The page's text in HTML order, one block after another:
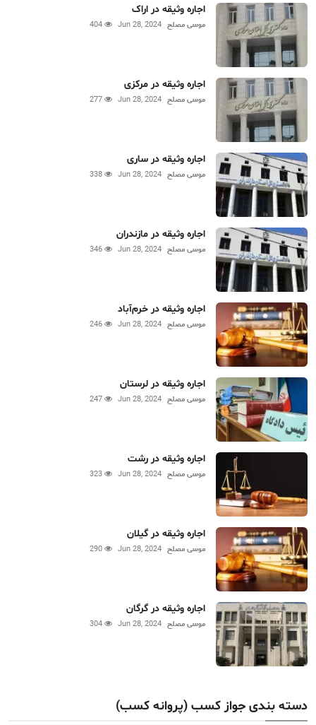
اجاره وثیقه در اراک
موسی مصلح Jun 28, 2024
اجاره وثیقه در مرکزی
موسی مصلح Jun 28, 2024
اجاره وثیقه در ساری
موسی مصلح Jun 28, 2024
اجاره وثیقه در مازندران
موسی مصلح Jun 28, 2024
اجاره وثیقه در خرم‌آباد
موسی مصلح Jun 28, 2024
اجاره وثیقه در لرستان
موسی مصلح Jun 28, 2024
اجاره وثیقه در رشت
موسی مصلح Jun 28, 2024
اجاره وثیقه در گیلان
موسی مصلح Jun 28, 2024
اجاره وثیقه در گرگان
موسی مصلح Jun 28, 2024
دسته بندی جواز کسب (پروانه کسب)